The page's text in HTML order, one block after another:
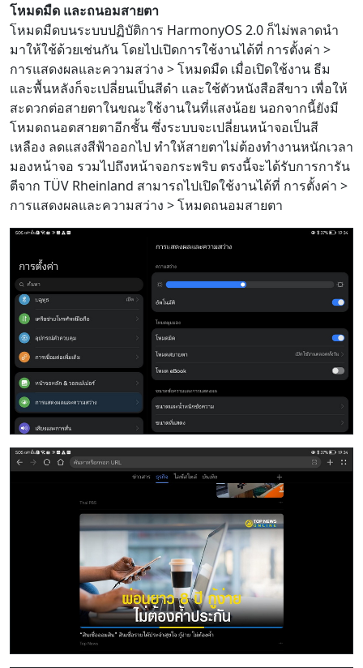
โหมดมืด และถนอมสายตา
โหมดมืดบนระบบปฏิบัติการ HarmonyOS 2.0 ก็ไม่พลาดนำ
มาให้ใช้ด้วยเช่นกัน โดยไปเปิดการใช้งานได้ที่ การตั้งค่า >
การแสดงผลและความสว่าง > โหมดมืด เมื่อเปิดใช้งาน ธีม
และพื้นหลังก็จะเปลี่ยนเป็นสีดำ และใช้ตัวหนังสือสีขาว เพื่อให้
สะดวกต่อสายตาในขณะใช้งานในที่แสงน้อย นอกจากนี้ยังมี
โหมดถนอดสายตาอีกชั้น ซึ่งระบบจะเปลี่ยนหน้าจอเป็นสี
เหลือง ลดแสงสีฟ้าออกไป ทำให้สายตาไม่ต้องทำงานหนักเวลา
มองหน้าจอ รวมไปถึงหน้าจอกระพริบ ตรงนี้จะได้รับการการัน
ตีจาก TÜV Rheinland สามารถไปเปิดใช้งานได้ที่ การตั้งค่า >
การแสดงผลและความสว่าง > โหมดถนอมสายตา